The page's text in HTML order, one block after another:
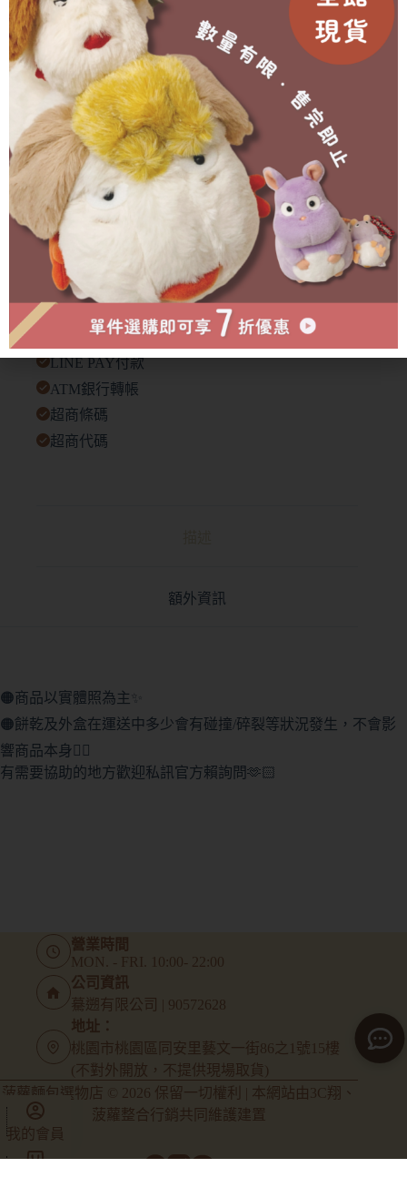
響商品本身🙇‍♀️
有需要協助的地方歡迎私訊官方賴詢問🫶🏻
成為會員即可享有折扣！
物流方式
付款方式
超商取貨付款
LINE PAY付款
ATM銀行轉帳
超商條碼
超商代碼
額外資訊
🟠商品以實體照為主✨
🟠餅乾及外盒在運送中多少會有碰撞/碎裂等狀況發生，不會影
響商品本身🙇‍♀️
有需要協助的地方歡迎私訊官方賴詢問🫶🏻
營業時間
MON. - FRI. 10:00- 22:00
公司資訊
驀遡有限公司 | 90572628
地址：
桃園市桃園區同安里藝文一街86之1號15樓
(不對外開放，不提供現場取貨)
菠蘿麵包選物店 © 2026 保留一切權利 | 本網站由 3C翔
、
菠蘿整合行銷 共同維護建置
我的會員